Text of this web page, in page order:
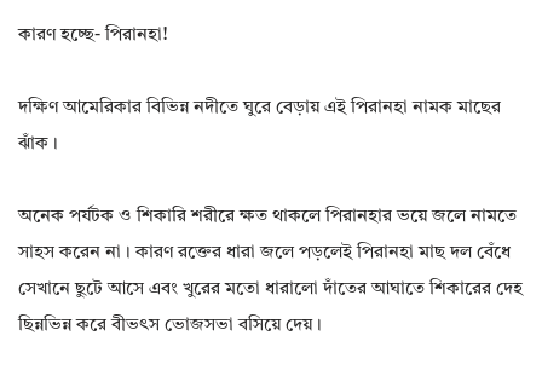
কারণ হচ্ছে- পিরানহা!
দক্ষিণ আমেরিকার বিভিন্ন নদীতে ঘুরে বেড়ায় এই পিরানহা নামক মাছের
ঝাঁক।
অনেক পর্যটক ও শিকারি শরীরে ক্ষত থাকলে পিরানহার ভয়ে জলে নামতে
সাহস করেন না। কারণ রক্তের ধারা জলে পড়লেই পিরানহা মাছ দল বেঁধে
সেখানে ছুটে আসে এবং খুরের মতো ধারালো দাঁতের আঘাতে শিকারের দেহ
ছিন্নভিন্ন করে বীভৎস ভোজসভা বসিয়ে দেয়।